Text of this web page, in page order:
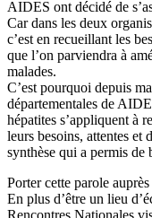
AIDES ont décidé de
Car dans les deux
c’est en recueillant les
que l’on parviendra à
malades.
C’est pourquoi depuis
départementales de
hépatites s’appliquent à
leurs besoins, attentes et
synthèse qui a permis de
Porter cette parole
En plus d’être un lieu